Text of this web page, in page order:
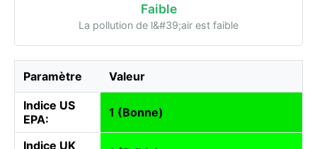
Faible
La pollution de l&#39;air est faible
Paramètre Valeur
Indice US
EPA:
1 (Bonne)
Indice UK